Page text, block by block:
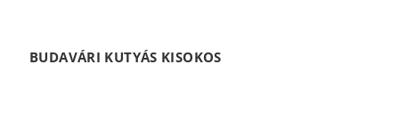
BUDAVÁRI KUTYÁS KISOKOS